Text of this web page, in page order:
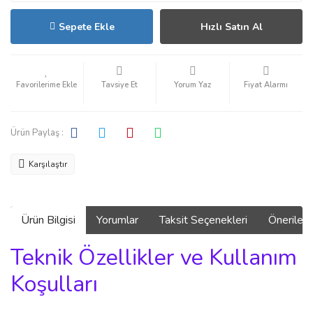
Sepete Ekle Hızlı Satın Al
Tavsiye Et Yorum Yaz Fiyat Alarmı
Ürün Paylaş :
Karşılaştır
Ürün Bilgisi Yorumlar Taksit Seçenekleri
Teknik Özellikler ve Kullanım
Koşulları